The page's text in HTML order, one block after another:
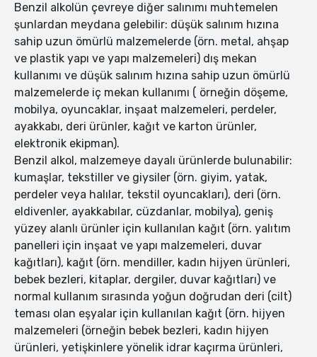
Benzil alkolün çevreye diğer salınımı muhtemelen
şunlardan meydana gelebilir: düşük salınım hızına
sahip uzun ömürlü malzemelerde (örn. metal, ahşap
ve plastik yapı ve yapı malzemeleri) dış mekan
kullanımı ve düşük salınım hızına sahip uzun ömürlü
malzemelerde iç mekan kullanımı ( örneğin döşeme,
mobilya, oyuncaklar, inşaat malzemeleri, perdeler,
ayakkabı, deri ürünler, kağıt ve karton ürünler,
elektronik ekipman).
Benzil alkol, malzemeye dayalı ürünlerde bulunabilir:
kumaşlar, tekstiller ve giysiler (örn. giyim, yatak,
perdeler veya halılar, tekstil oyuncakları), deri (örn.
eldivenler, ayakkabılar, cüzdanlar, mobilya), geniş
yüzey alanlı ürünler için kullanılan kağıt (örn. yalıtım
panelleri için inşaat ve yapı malzemeleri, duvar
kağıtları), kağıt (örn. mendiller, kadın hijyen ürünleri,
bebek bezleri, kitaplar, dergiler, duvar kağıtları) ve
normal kullanım sırasında yoğun doğrudan deri (cilt)
teması olan eşyalar için kullanılan kağıt (örn. hijyen
malzemeleri (örneğin bebek bezleri, kadın hijyen
ürünleri, yetişkinlere yönelik idrar kaçırma ürünleri,